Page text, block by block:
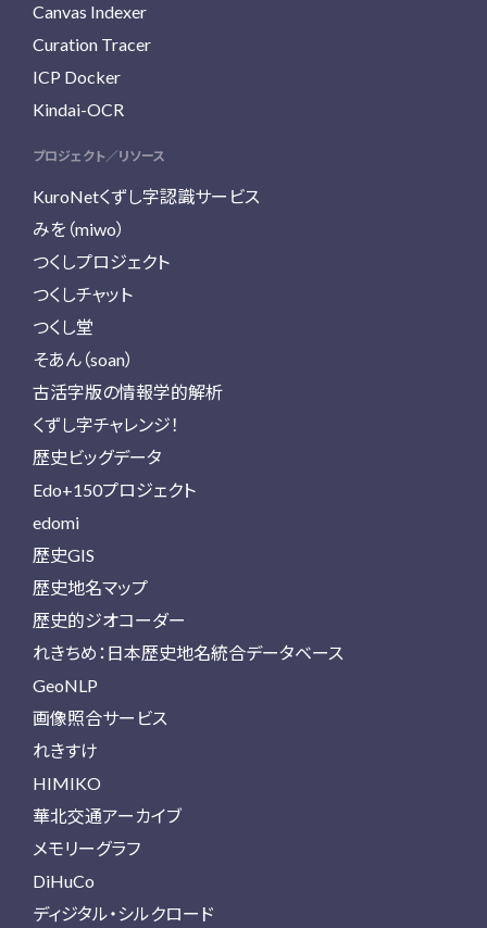
Canvas Indexer
Curation Tracer
ICP Docker
Kindai-OCR
プロジェクト／リソース
KuroNetくずし字認識サービス
みを（miwo）
つくしプロジェクト
つくしチャット
つくし堂
そあん（soan）
古活字版の情報学的解析
くずし字チャレンジ！
歴史ビッグデータ
Edo+150プロジェクト
edomi
歴史GIS
歴史地名マップ
歴史的ジオコーダー
れきちめ：日本歴史地名統合データベース
GeoNLP
画像照合サービス
れきすけ
HIMIKO
華北交通アーカイブ
メモリーグラフ
DiHuCo
ディジタル・シルクロード